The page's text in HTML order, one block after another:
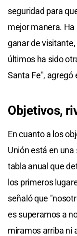
seguridad para
mejor manera.
ganar de
últimos ha sido
Santa Fe", agregó
Objetivos,
En cuanto a los
Unión está en
tabla anual que
los primeros
señaló que
es superarnos a
miramos arriba ni